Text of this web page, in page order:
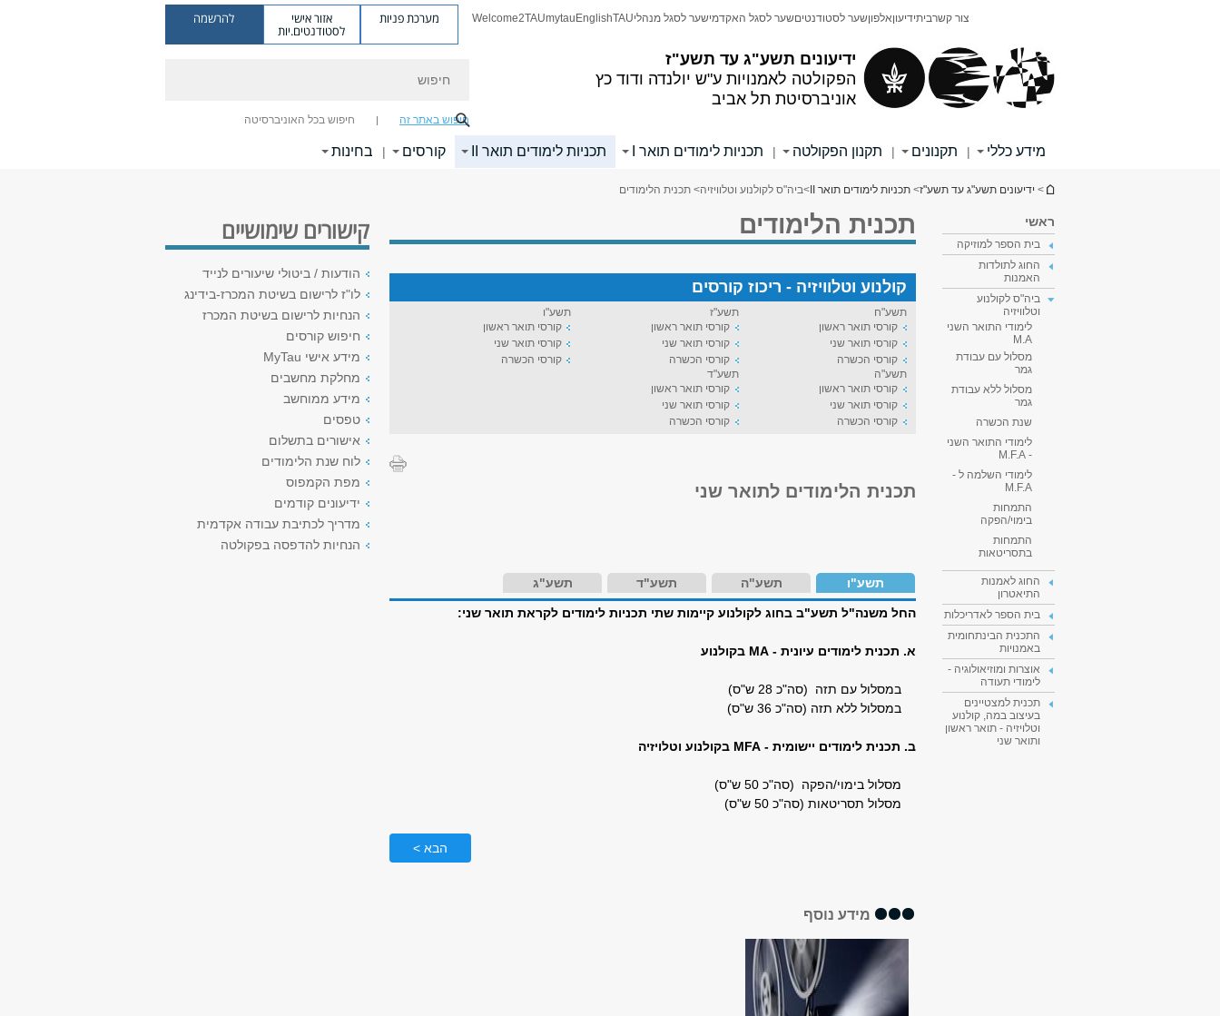
ידיעונים תשע"ג עד תשע"ז
הפקולטה לאמנויות ע"ש יולנדה ודוד כץ
אוניברסיטת תל אביב
צור קשרביתידיעוןאלפוןשער לסטודנטיםשער לסגל האקדמישער לסגל מנהליTAU
English
mytau
Welcome2TAU מערכת פניות אזור אישי
לסטודנטים.יות
להרשמה
חיפוש באתר זה חיפוש בכל האוניברסיטה
מידע כללי | תקנונים | תקנון הפקולטה | תכניות לימודים תואר I תכניות לימודים תואר II קורסים | בחינות
הינך נמצא כאן
> ידיעונים תשע"ג עד תשע"ז> תכניות לימודים תואר II >ביה"ס לקולנוע וטלוויזיה> תכנית הלימודים
ראשי
בית הספר למוזיקה
החוג לתולדות
האמנות
ביה"ס לקולנוע
וטלוויזיה
לימודי התואר השני
M.A
מסלול עם עבודת
גמר
מסלול ללא עבודת
גמר
שנת הכשרה
לימודי התואר השני
- M.F.A
לימודי השלמה ל -
M.F.A
התמחות
בימוי/הפקה
התמחות
בתסריטאות
החוג לאמנות
התיאטרון
בית הספר לאדריכלות
התכנית הבינתחומית
באמנויות
אוצרות ומוזיאולוגיה -
לימודי תעודה
תכנית למצטיינים
בעיצוב במה, קולנוע
וטלויזיה - תואר ראשון
ותואר שני
תכנית הלימודים
קולנוע וטלוויזיה - ריכוז קורסים
תשע"ח
קורסי תואר ראשון
קורסי תואר שני
קורסי הכשרה
תשע"ז
קורסי תואר ראשון
קורסי תואר שני
קורסי הכשרה
תשע"ו
קורסי תואר ראשון
קורסי תואר שני
קורסי הכשרה
תשע"ה
קורסי תואר ראשון
קורסי תואר שני
קורסי הכשרה
תשע"ד
קורסי תואר ראשון
קורסי תואר שני
קורסי הכשרה
תכנית הלימודים לתואר שני
תשע"ו תשע"ה תשע"ד תשע"ג
החל משנה"ל תשע"ב בחוג לקולנוע קיימות שתי תכניות לימודים לקראת תואר שני:
א. תכנית לימודים עיונית - MA בקולנוע
במסלול עם תזה (סה"כ 28 ש"ס)
במסלול ללא תזה (סה"כ 36 ש"ס)
ב. תכנית לימודים יישומית - MFA בקולנוע וטלויזיה
מסלול בימוי/הפקה (סה"כ 50 ש"ס)
מסלול תסריטאות (סה"כ 50 ש"ס)
הבא >
מידע נוסף
קישורים שימושיים
הודעות / ביטולי שיעורים לנייד
לו"ז לרישום בשיטת המכרז-בידינג
הנחיות לרישום בשיטת המכרז
חיפוש קורסים
מידע אישי MyTau
מחלקת מחשבים
מידע ממוחשב
טפסים
אישורים בתשלום
לוח שנת הלימודים
מפת הקמפוס
ידיעונים קודמים
מדריך לכתיבת עבודה אקדמית
הנחיות להדפסה בפקולטה